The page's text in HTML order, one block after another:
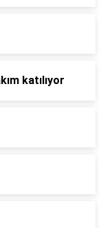
katılıyor